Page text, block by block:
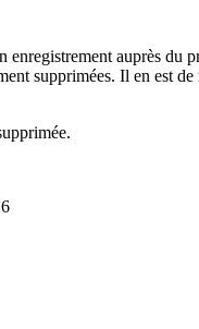
auprès
supprimées. Il en est